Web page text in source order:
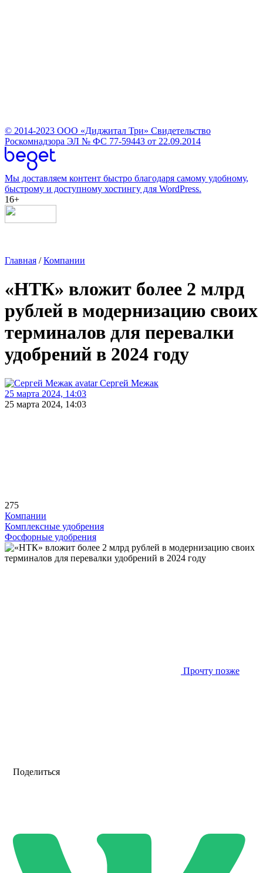
© 2014-2023 ООО «Диджитал Три» Свидетельство
Роскомнадзора ЭЛ № ФС 77-59443 от 22.09.2014
Мы доставляем контент быстро благодаря самому удобному,
быстрому и доступному хостингу для WordPress.
16+
Главная /Компании
«НТК» вложит более 2 млрд
рублей в модернизацию своих
терминалов для перевалки
удобрений в 2024 году
Сергей Межак
25 марта 2024, 14:03
25 марта 2024, 14:03
275
Компании
Комплексные удобрения
Фосфорные удобрения
Прочту позже
Поделиться